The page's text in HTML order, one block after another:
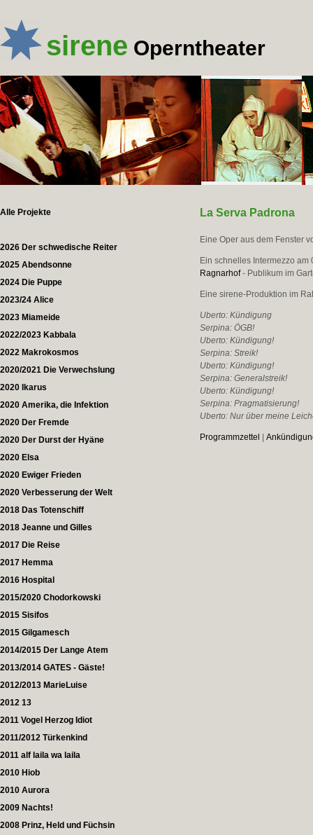
sirene Operntheater
Alle Projekte
2026 Der schwedische Reiter
2025 Abendsonne
2024 Die Puppe
2023/24 Alice
2023 Miameide
2022/2023 Kabbala
2022 Makrokosmos
2020/2021 Die Verwechslung
2020 Ikarus
2020 Amerika, die Infektion
2020 Der Fremde
2020 Der Durst der Hyäne
2020 Elsa
2020 Ewiger Frieden
2020 Verbesserung der Welt
2018 Das Totenschiff
2018 Jeanne und Gilles
2017 Die Reise
2017 Hemma
2016 Hospital
2015/2020 Chodorkowski
2015 Sisifos
2015 Gilgamesch
2014/2015 Der Lange Atem
2013/2014 GATES - Gäste!
2012/2013 MarieLuise
2012 13
2011 Vogel Herzog Idiot
2011/2012 Türkenkind
2011 alf laila wa laila
2010 Hiob
2010 Aurora
2009 Nachts!
2008 Prinz, Held und Füchsin
La Serva Padrona
Eine Oper aus dem Fenster
Ein schnelles Intermezzo am
Ragnarhof- Publikum im
Eine sirene-Produktion im
Uberto: Kündigung
Serpina: ÖGB!
Uberto: Kündigung!
Serpina: Streik!
Uberto: Kündigung!
Serpina: Generalstreik!
Uberto: Kündigung!
Serpina: Pragmatisierung!
Uberto: Nur über meine
Programmzettel |